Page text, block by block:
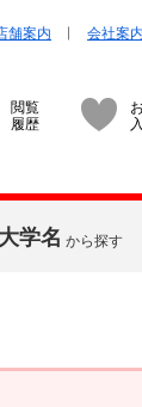
舗案内 会社案内
閲覧
履歴
大学名 から探す